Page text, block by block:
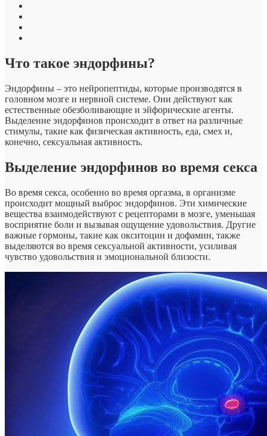
Что такое эндорфины?
Эндорфины – это нейропептиды, которые производятся в
головном мозге и нервной системе. Они действуют как
естественные обезболивающие и эйфорические агенты.
Выделение эндорфинов происходит в ответ на различные
стимулы, такие как физическая активность, еда, смех и,
конечно, сексуальная активность.
Выделение эндорфинов во время секса
Во время секса, особенно во время оргазма, в организме
происходит мощный выброс эндорфинов. Эти химические
вещества взаимодействуют с рецепторами в мозге, уменьшая
восприятие боли и вызывая ощущение удовольствия. Другие
важные гормоны, такие как окситоцин и дофамин, также
выделяются во время сексуальной активности, усиливая
чувство удовольствия и эмоциональной близости.